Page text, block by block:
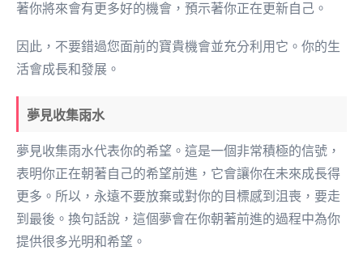
著你將來會有更多好的機會，預示著你正在更新自己。
因此，不要錯過您面前的寶貴機會並充分利用它。你的生
活會成長和發展。
夢見收集雨水
夢見收集雨水代表你的希望。這是一個非常積極的信號，
表明你正在朝著自己的希望前進，它會讓你在未來成長得
更多。所以，永遠不要放棄或對你的目標感到沮喪，要走
到最後。換句話說，這個夢會在你朝著前進的過程中為你
提供很多光明和希望。